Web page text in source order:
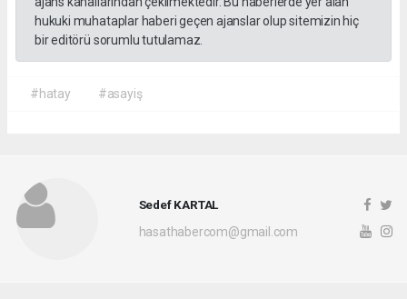
hukuki muhataplar haberi geçen ajanslar olup sitemizin hiç
bir editörü sorumlu tutulamaz.
#hatay #asayiş
Sedef KARTAL
hasathabercom@gmail.com